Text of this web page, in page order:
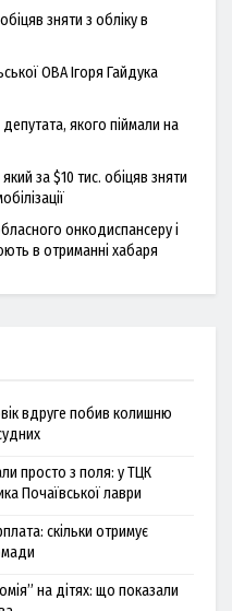
зняти з обліку в
ОВА Ігоря Гайдука
якого піймали на
за $10 тис. обіцяв зняти
онкодиспансеру і
в отриманні хабаря
вдруге побив колишню
просто з поля: у ТЦК
Почаївської лаври
скільки отримує
на дітях: що показали